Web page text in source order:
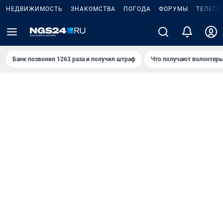
НЕДВИЖИМОСТЬ ЗНАКОМСТВА ПОГОДА ФОРУМЫ
Банк позвонил 1263 раза и получил штраф Что получают